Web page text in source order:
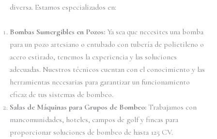
diversa. Estamos especializados en:
Bombas Sumergibles en Pozos: Ya sea que necesites una bomba
para un pozo artesiano o entubado con tubería de polietileno o
acero estirado, tenemos la experiencia y las soluciones
adecuadas. Nuestros técnicos cuentan con el conocimiento y las
herramientas necesarias para garantizar un funcionamiento
eficaz de tus sistemas de bombeo.
Salas de Máquinas para Grupos de Bombeo: Trabajamos con
mancomunidades, hoteles, campos de golf y fincas para
proporcionar soluciones de bombeo de hasta 125 CV.